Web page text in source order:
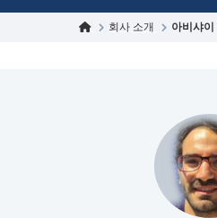
회사 소개 아비샤이